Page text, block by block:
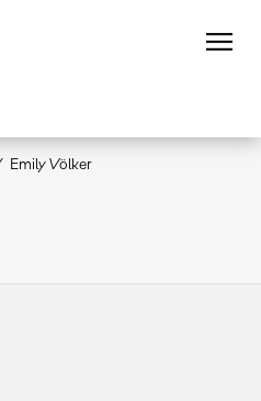
Emily Völker